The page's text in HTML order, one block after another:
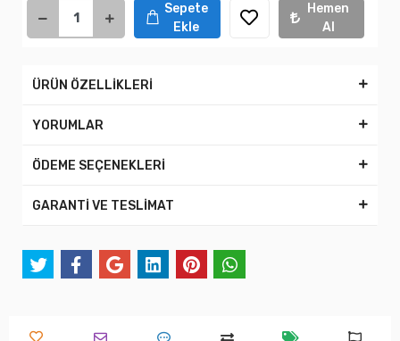
Sepete
Ekle
Hemen
Al
ÜRÜN ÖZELLİKLERİ
YORUMLAR
ÖDEME SEÇENEKLERİ
GARANTİ VE TESLİMAT